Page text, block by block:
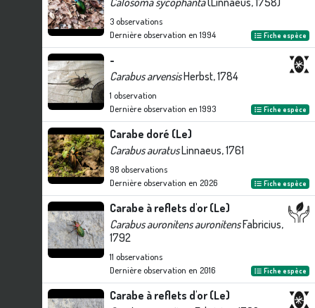
3observations
Dernière observation en 1994 Fiche espèce
-
Carabus arvensisHerbst, 1784
1 observation
Dernière observation en 1993 Fiche espèce
Carabe doré (Le)
Carabus auratusLinnaeus, 1761
98observations
Dernière observation en 2026 Fiche espèce
Carabe à reflets d'or (Le)
Carabus auronitens auronitensFabricius,
1792
11 observations
Dernière observation en 2016 Fiche espèce
Carabe à reflets d'or (Le)